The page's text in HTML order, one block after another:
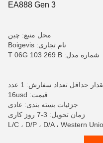
EA888 Gen 3
محل منبع: چین
نام تجاری: Boigevis
شماره مدل: T 06G 103 269 B
حداقل تعداد سفارش: 1 عدد
قیمت: 16usd
جزئیات بسته بندی: عادی
زمان تحویل: 3-7 روز کاری